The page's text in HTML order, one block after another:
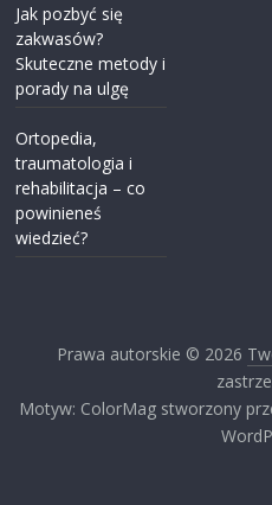
Jak pozbyć się
zakwasów?
Skuteczne metody i
porady na ulgę
Ortopedia,
traumatologia i
rehabilitacja – co
powinieneś
wiedzieć?
Prawa autorskie © 2026
Motyw: ColorMag stworzony